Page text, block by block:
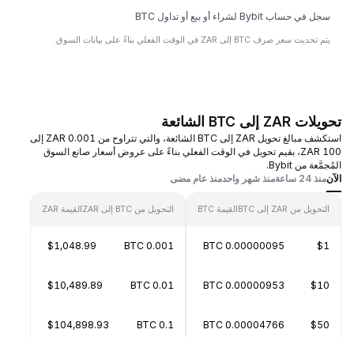
سجل في حساب Bybit لشراء أو بيع أو تداول BTC
يتم تحديث سعر صرف BTC إلى ZAR في الوقت الفعلي بناءً على بيانات السوق.
تحويلات ZAR إلى BTC الشائعة
استكشف مبالغ تحويل ZAR إلى BTC الشائعة، والتي تتراوح من 0.001 ZAR إلى
100 ZAR، بقيم تحويل في الوقت الفعلي بناءً على عروض أسعار صانع السوق
المُجمَّعة من Bybit.
الآنمنذ 24 ساعة منذ شهر واحدمنذ عام مضى
التحويل من ZAR إلى BTC القيمة BTC
$1
0.00000095 BTC
$10
0.00000953 BTC
$50
0.00004766 BTC
التحويل من BTC إلى ZAR القيمة ZAR
0.001 BTC
$1,048.99
0.01 BTC
$10,489.89
0.1 BTC
$104,898.93